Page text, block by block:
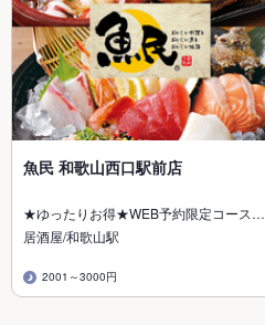
魚民 和歌山西口駅前店
★ゆったりお得★WEB予約限定コース…
居酒屋/和歌山駅
2001～3000円